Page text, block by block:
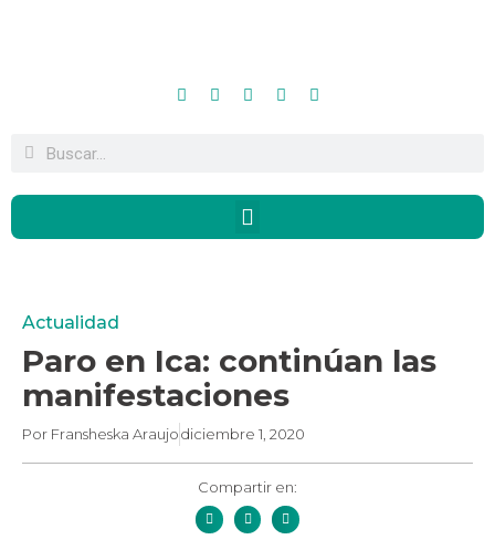
Actualidad
Paro en Ica: continúan las
manifestaciones
Por Fransheska Araujodiciembre 1, 2020
Compartir en: